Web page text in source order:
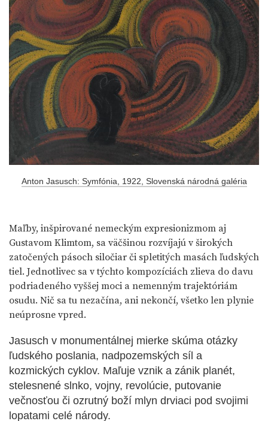
Anton Jasusch: Symfónia, 1922, Slovenská národná galéria
Maľby, inšpirované nemeckým expresionizmom aj
Gustavom Klimtom, sa väčšinou rozvíjajú v širokých
zatočených pásoch siločiar či spletitých masách ľudských
tiel. Jednotlivec sa v týchto kompozíciách zlieva do davu
podriadeného vyššej moci a nemenným trajektóriám
osudu. Nič sa tu nezačína, ani nekončí, všetko len plynie
neúprosne vpred.
Jasusch v monumentálnej mierke skúma otázky
ľudského poslania, nadpozemských síl a
kozmických cyklov. Maľuje vznik a zánik planét,
stelesnené slnko, vojny, revolúcie, putovanie
večnosťou či ozrutný boží mlyn drviaci pod svojimi
lopatami celé národy.